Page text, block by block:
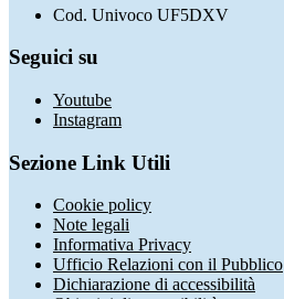
Cod. Univoco UF5DXV
Seguici su
Youtube
Instagram
Sezione Link Utili
Cookie policy
Note legali
Informativa Privacy
Ufficio Relazioni con il Pubblico
Dichiarazione di accessibilità